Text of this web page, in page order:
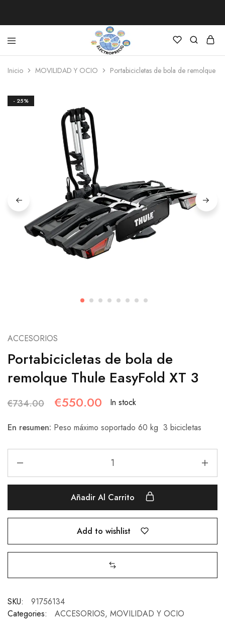
Electroprecio
Inicio MOVILIDAD Y OCIO Portabicicletas de bola de remolque
- 25%
ACCESORIOS
Portabicicletas de bola de
remolque Thule EasyFold XT 3
€734.00 €550.00 In stock
En resumen: Peso máximo soportado 60 kg 3 bicicletas
Añadir Al Carrito
Add to wishlist
SKU:
91756134
Categories:
ACCESORIOS, MOVILIDAD Y OCIO